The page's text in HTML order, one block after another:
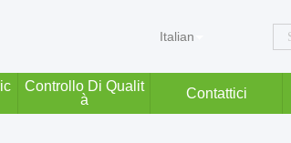
Italian
Controllo Di Qualit
À
Contattici